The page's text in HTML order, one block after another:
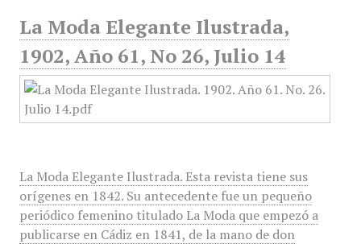
La Moda Elegante Ilustrada,
1902, Año 61, No 26, Julio 14
La Moda Elegante Ilustrada. Esta revista tiene sus
orígenes en 1842. Su antecedente fue un pequeño
periódico femenino titulado La Moda que empezó a
publicarse en Cádiz en 1841, de la mano de don